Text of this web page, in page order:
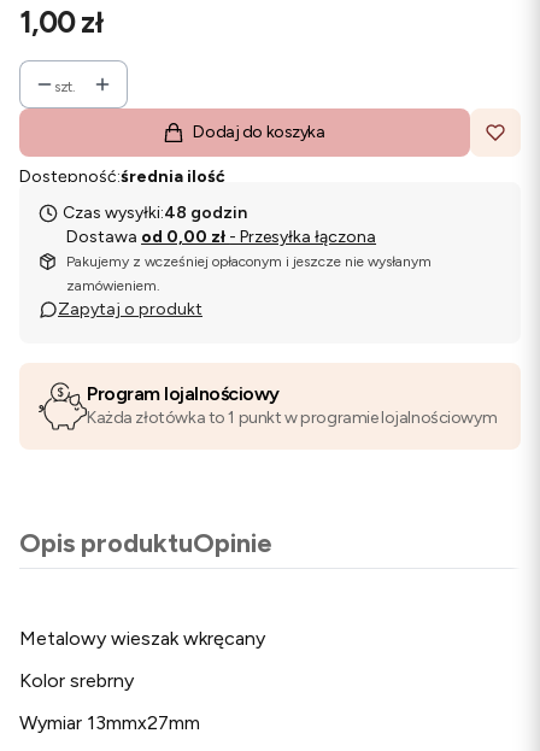
Cena
1,00 zł
szt.
Dodaj do koszyka
Dostępność:średnia ilość
Czas wysyłki:48 godzin
Dostawa od 0,00 zł - Przesyłka łączona
Pakujemy z wcześniej opłaconym i jeszcze nie wysłanym
zamówieniem.
Zapytaj o produkt
Program lojalnościowy
Każda złotówka to 1 punkt w programie lojalnościowym
Opis produktuOpinie
Metalowy wieszak wkręcany
Kolor srebrny
Wymiar 13mmx27mm